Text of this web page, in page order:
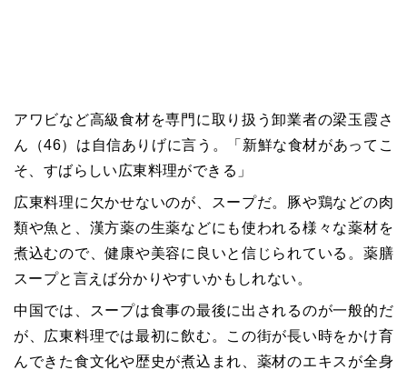
アワビなど高級食材を専門に取り扱う卸業者の梁玉霞さ
ん（46）は自信ありげに言う。「新鮮な食材があってこ
そ、すばらしい広東料理ができる」
広東料理に欠かせないのが、スープだ。豚や鶏などの肉
類や魚と、漢方薬の生薬などにも使われる様々な薬材を
煮込むので、健康や美容に良いと信じられている。薬膳
スープと言えば分かりやすいかもしれない。
中国では、スープは食事の最後に出されるのが一般的だ
が、広東料理では最初に飲む。この街が長い時をかけ育
んできた食文化や歴史が煮込まれ、薬材のエキスが全身